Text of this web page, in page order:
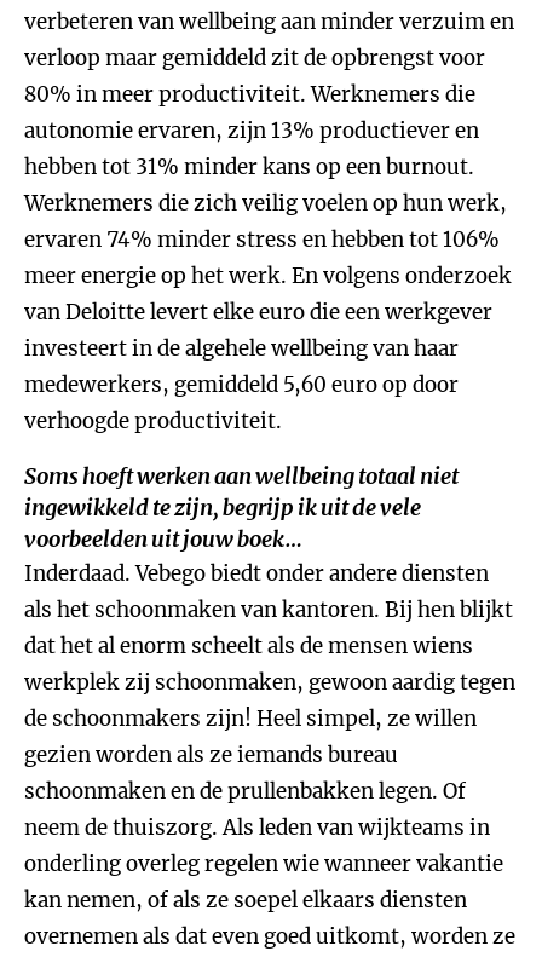
verbeteren van wellbeing aan minder verzuim en
verloop maar gemiddeld zit de opbrengst voor
80% in meer productiviteit. Werknemers die
autonomie ervaren, zijn 13% productiever en
hebben tot 31% minder kans op een burnout.
Werknemers die zich veilig voelen op hun werk,
ervaren 74% minder stress en hebben tot 106%
meer energie op het werk. En volgens onderzoek
van Deloitte levert elke euro die een werkgever
investeert in de algehele wellbeing van haar
medewerkers, gemiddeld 5,60 euro op door
verhoogde productiviteit.
Soms hoeft werken aan wellbeing totaal niet
ingewikkeld te zijn, begrijp ik uit de vele
voorbeelden uit jouw boek…
Inderdaad. Vebego biedt onder andere diensten
als het schoonmaken van kantoren. Bij hen blijkt
dat het al enorm scheelt als de mensen wiens
werkplek zij schoonmaken, gewoon aardig tegen
de schoonmakers zijn! Heel simpel, ze willen
gezien worden als ze iemands bureau
schoonmaken en de prullenbakken legen. Of
neem de thuiszorg. Als leden van wijkteams in
onderling overleg regelen wie wanneer vakantie
kan nemen, of als ze soepel elkaars diensten
overnemen als dat even goed uitkomt, worden ze